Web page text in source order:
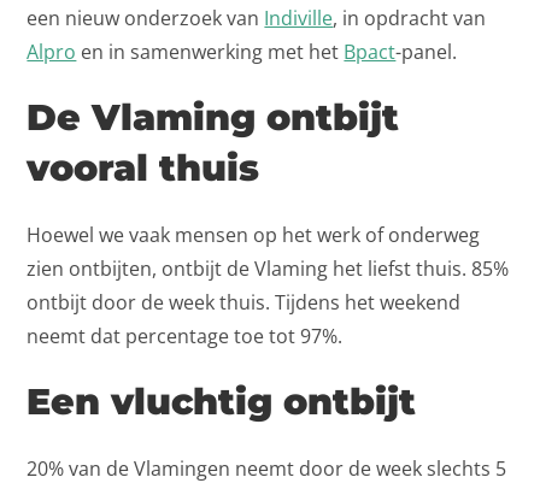
een nieuw onderzoek van Indiville, in opdracht van
Alpro en in samenwerking met het Bpact-panel.
De Vlaming ontbijt
vooral thuis
Hoewel we vaak mensen op het werk of onderweg
zien ontbijten, ontbijt de Vlaming het liefst thuis. 85%
ontbijt door de week thuis. Tijdens het weekend
neemt dat percentage toe tot 97%.
Een vluchtig ontbijt
20% van de Vlamingen neemt door de week slechts 5